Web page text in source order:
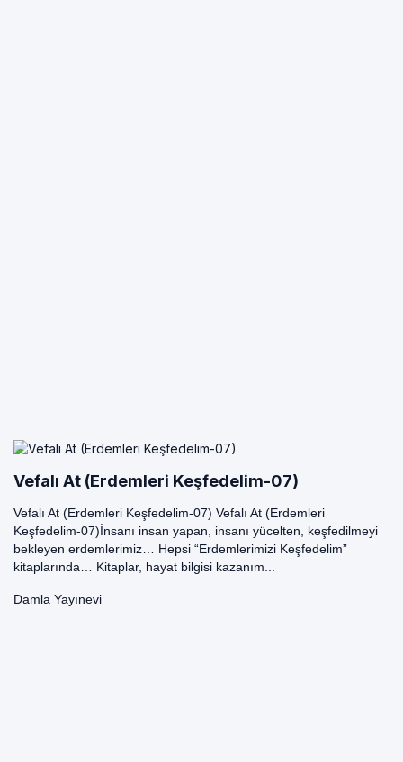
Vefalı At (Erdemleri Keşfedelim-07)
Vefalı At (Erdemleri Keşfedelim-07) Vefalı At (Erdemleri
Keşfedelim-07)İnsanı insan yapan, insanı yücelten, keşfedilmeyi
bekleyen erdemlerimiz… Hepsi “Erdemlerimizi Keşfedelim”
kitaplarında… Kitaplar, hayat bilgisi kazanım...
Damla Yayınevi